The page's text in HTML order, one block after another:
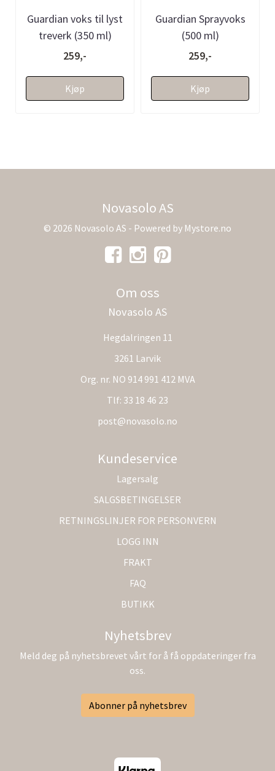
Guardian voks til lyst
treverk (350 ml)
259,-
Kjøp
Guardian Sprayvoks
(500 ml)
259,-
Kjøp
Novasolo AS
© 2026 Novasolo AS - Powered by Mystore.no
Om oss
Novasolo AS
Hegdalringen 11
3261 Larvik
Org. nr. NO 914 991 412 MVA
Tlf: 33 18 46 23
post@novasolo.no
Kundeservice
Lagersalg
SALGSBETINGELSER
RETNINGSLINJER FOR PERSONVERN
LOGG INN
FRAKT
FAQ
BUTIKK
Nyhetsbrev
Meld deg på nyhetsbrevet vårt for å få oppdateringer fra
oss.
Abonner på nyhetsbrev